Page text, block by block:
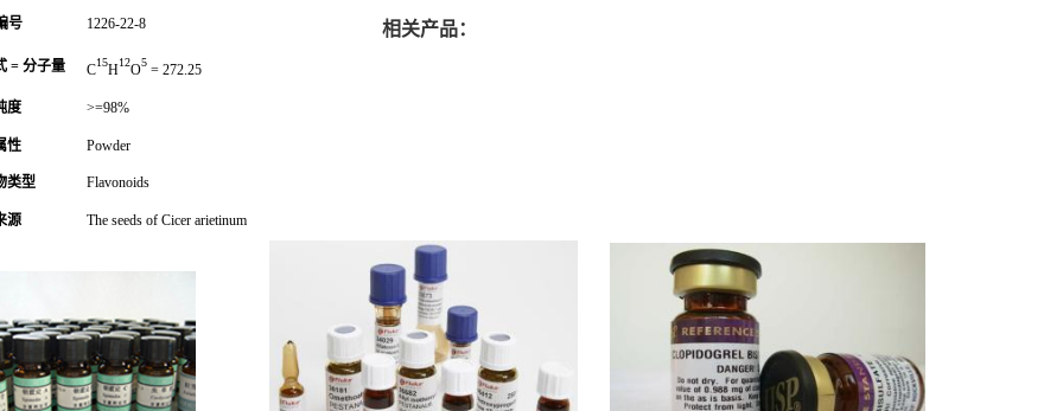
号 1226-22-8
= 分子量 C15H12O5 = 272.25
度 >=98%
性 Powder
类型 Flavonoids
源 The seeds of Cicer arietinum
相关产品：